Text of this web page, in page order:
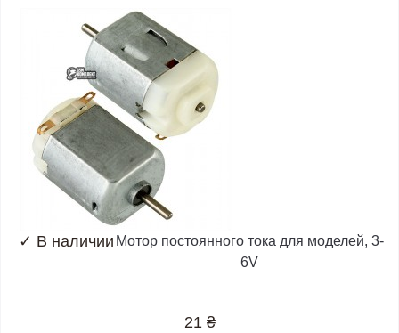
✓ В наличии Мотор постоянного тока для моделей, 3-
6V
21 ₴